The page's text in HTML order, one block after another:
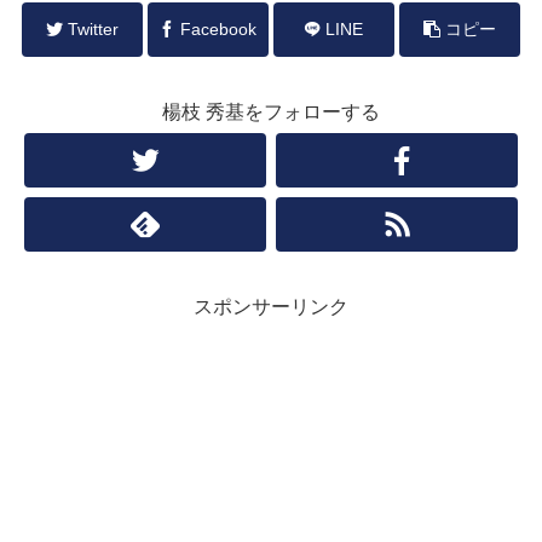
Twitter Facebook LINE コピー
楊枝 秀基をフォローする
スポンサーリンク